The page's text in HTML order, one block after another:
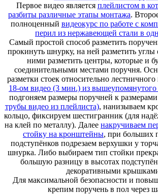
Первое видео является плейлистом в
разбиты различные этапы монтажа.
полноценный видеокурс по работе с
перил из нержавеющей стали в
Самый простой способ разметить
прокинуть шнурку, на ней разметить
ними разметить центры, которые и
соединительными местами поручня.
разметки стоек относительно
18-ом видео (3 мин.) из вышеупомянутого
подгоняем размеры поручней к
трубы видео из плейлиста), нанизываем
кольцо, фиксируем шестигранник (для
на клей по металлу). Далее накручиваем
стойку на кронштейны, при больших
подступёнков подрезаем верхушки у
шнурка. Либо выбираем тип стойки
большую разницу в высотах
декоративными
Для максимальной безопасности и
крепим поручень в пол через